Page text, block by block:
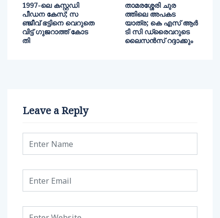
1997-ലെ കസ്റ്റഡി
പീഡന കേസ്; സ
ഞ്ജീവ് ഭട്ടിനെ വെറുതെ
വിട്ട് ഗുജറാത്ത് കോട
തി
താമരശ്ശേരി ചുര
ത്തിലെ അപകട
യാത്ര; കെ എസ് ആർ
ടി സി ഡ്രൈവറുടെ
ലൈസൻസ് റദ്ദാക്കും
Leave a Reply